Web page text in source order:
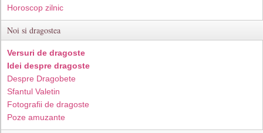
Horoscop zilnic
Noi si dragostea
Versuri de dragoste
Idei despre dragoste
Despre Dragobete
Sfantul Valetin
Fotografii de dragoste
Poze amuzante